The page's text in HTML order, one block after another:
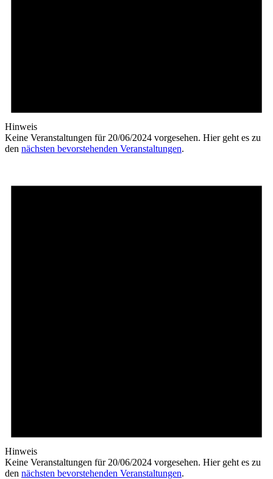
Hinweis
Keine Veranstaltungen für 20/06/2024 vorgesehen. Hier geht es zu
den nächsten bevorstehenden Veranstaltungen.
Hinweis
Keine Veranstaltungen für 20/06/2024 vorgesehen. Hier geht es zu
den nächsten bevorstehenden Veranstaltungen.